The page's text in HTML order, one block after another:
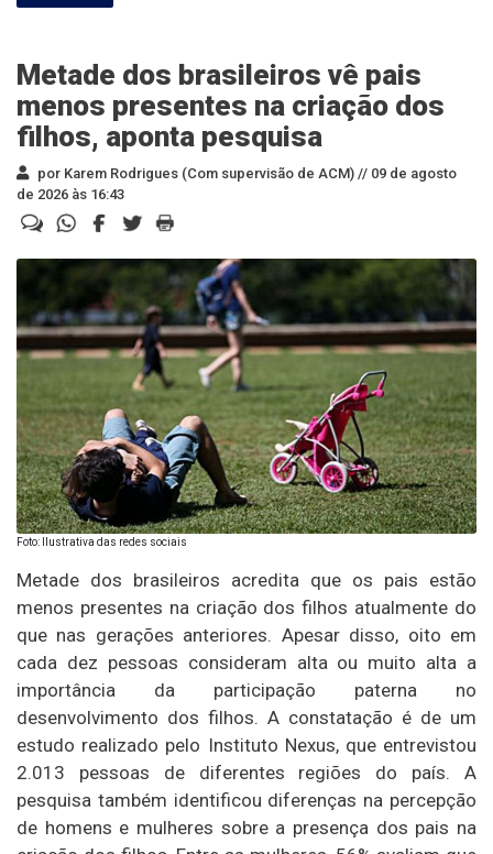
Metade dos brasileiros vê pais
menos presentes na criação dos
filhos, aponta pesquisa
por Karem Rodrigues (Com supervisão de ACM) // 09 de agosto
de 2026 às 16:43
Foto: Ilustrativa das redes sociais
Metade dos brasileiros acredita que os pais estão
menos presentes na criação dos filhos atualmente do
que nas gerações anteriores. Apesar disso, oito em
cada dez pessoas consideram alta ou muito alta a
importância da participação paterna no
desenvolvimento dos filhos. A constatação é de um
estudo realizado pelo Instituto Nexus, que entrevistou
2.013 pessoas de diferentes regiões do país. A
pesquisa também identificou diferenças na percepção
de homens e mulheres sobre a presença dos pais na